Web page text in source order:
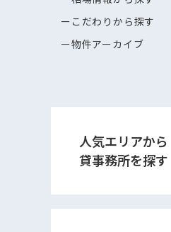
こだわりから探す
物件アーカイブ
人気エリアから
貸事務所を探す